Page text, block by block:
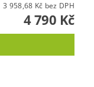
3 958,68 Kč bez DPH
4 790 Kč